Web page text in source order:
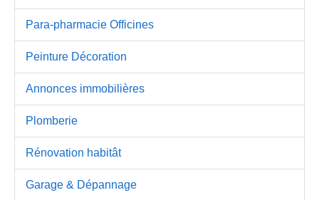
Para-pharmacie Officines
Peinture Décoration
Annonces immobilières
Plomberie
Rénovation habitât
Garage & Dépannage